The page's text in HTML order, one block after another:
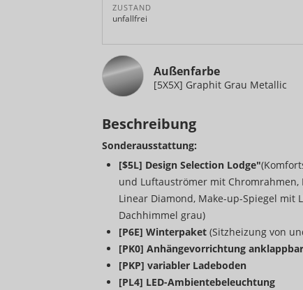
ZUSTAND
unfallfrei
Außenfarbe
[5X5X] Graphit Grau Metallic
Beschreibung
Sonderausstattung:
[$5L] Design Selection Lodge"
und Luftauströmer mit Chromrahmen,
Linear Diamond, Make-up-Spiegel mit
Dachhimmel grau)
[P6E] Winterpaket (Sitzheizung von
[PK0] Anhängevorrichtung
[PKP] variabler Ladeboden
[PL4] LED-Ambientebeleuchtung